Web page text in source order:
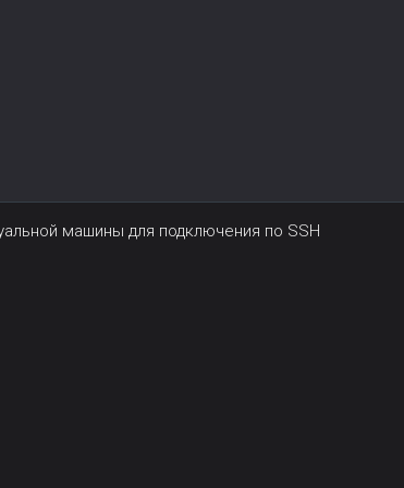
машины для подключения по SSH